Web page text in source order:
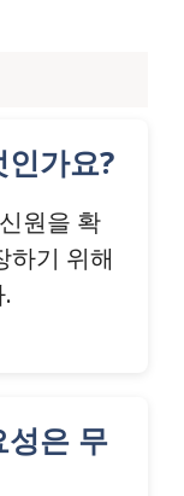
가요?
원을 확
하기 위해
성은 무